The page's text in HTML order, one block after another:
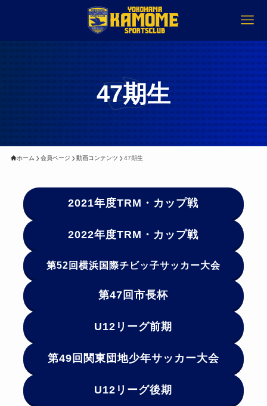
47期生
ホーム 会員ページ 動画コンテンツ 47期生
2021年度TRM・カップ戦
2022年度TRM・カップ戦
第52回横浜国際チビッ子サッカー大会
第47回市長杯
U12リーグ前期
第49回関東団地少年サッカー大会
U12リーグ後期